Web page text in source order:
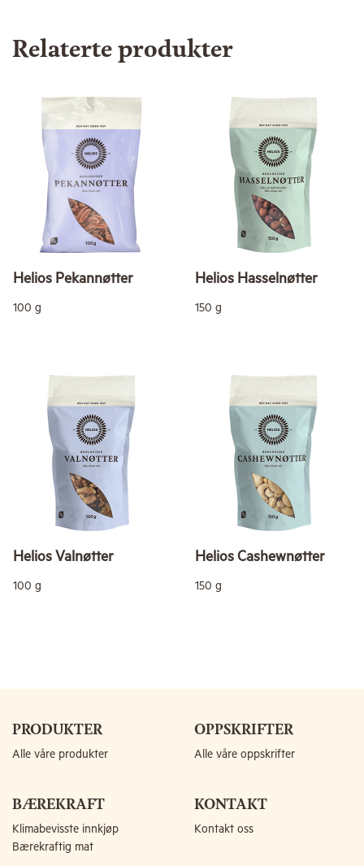
Relaterte produkter
Helios Pekannøtter
100 g
Helios Hasselnøtter
150 g
Helios Valnøtter
100 g
Helios Cashewnøtter
150 g
PRODUKTER
Alle våre produkter
OPPSKRIFTER
Alle våre oppskrifter
BÆREKRAFT
Klimabevisste innkjøp
Bærekraftig mat
KONTAKT
Kontakt oss